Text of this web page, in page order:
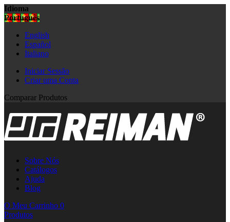
Idioma
Português
English
Español
Italiano
Iniciar Sessão
Criar uma Conta
Comparar Produtos
Sobre Nós
Catálogos
Ajuda
Blog
O Meu Carrinho 0
Produtos